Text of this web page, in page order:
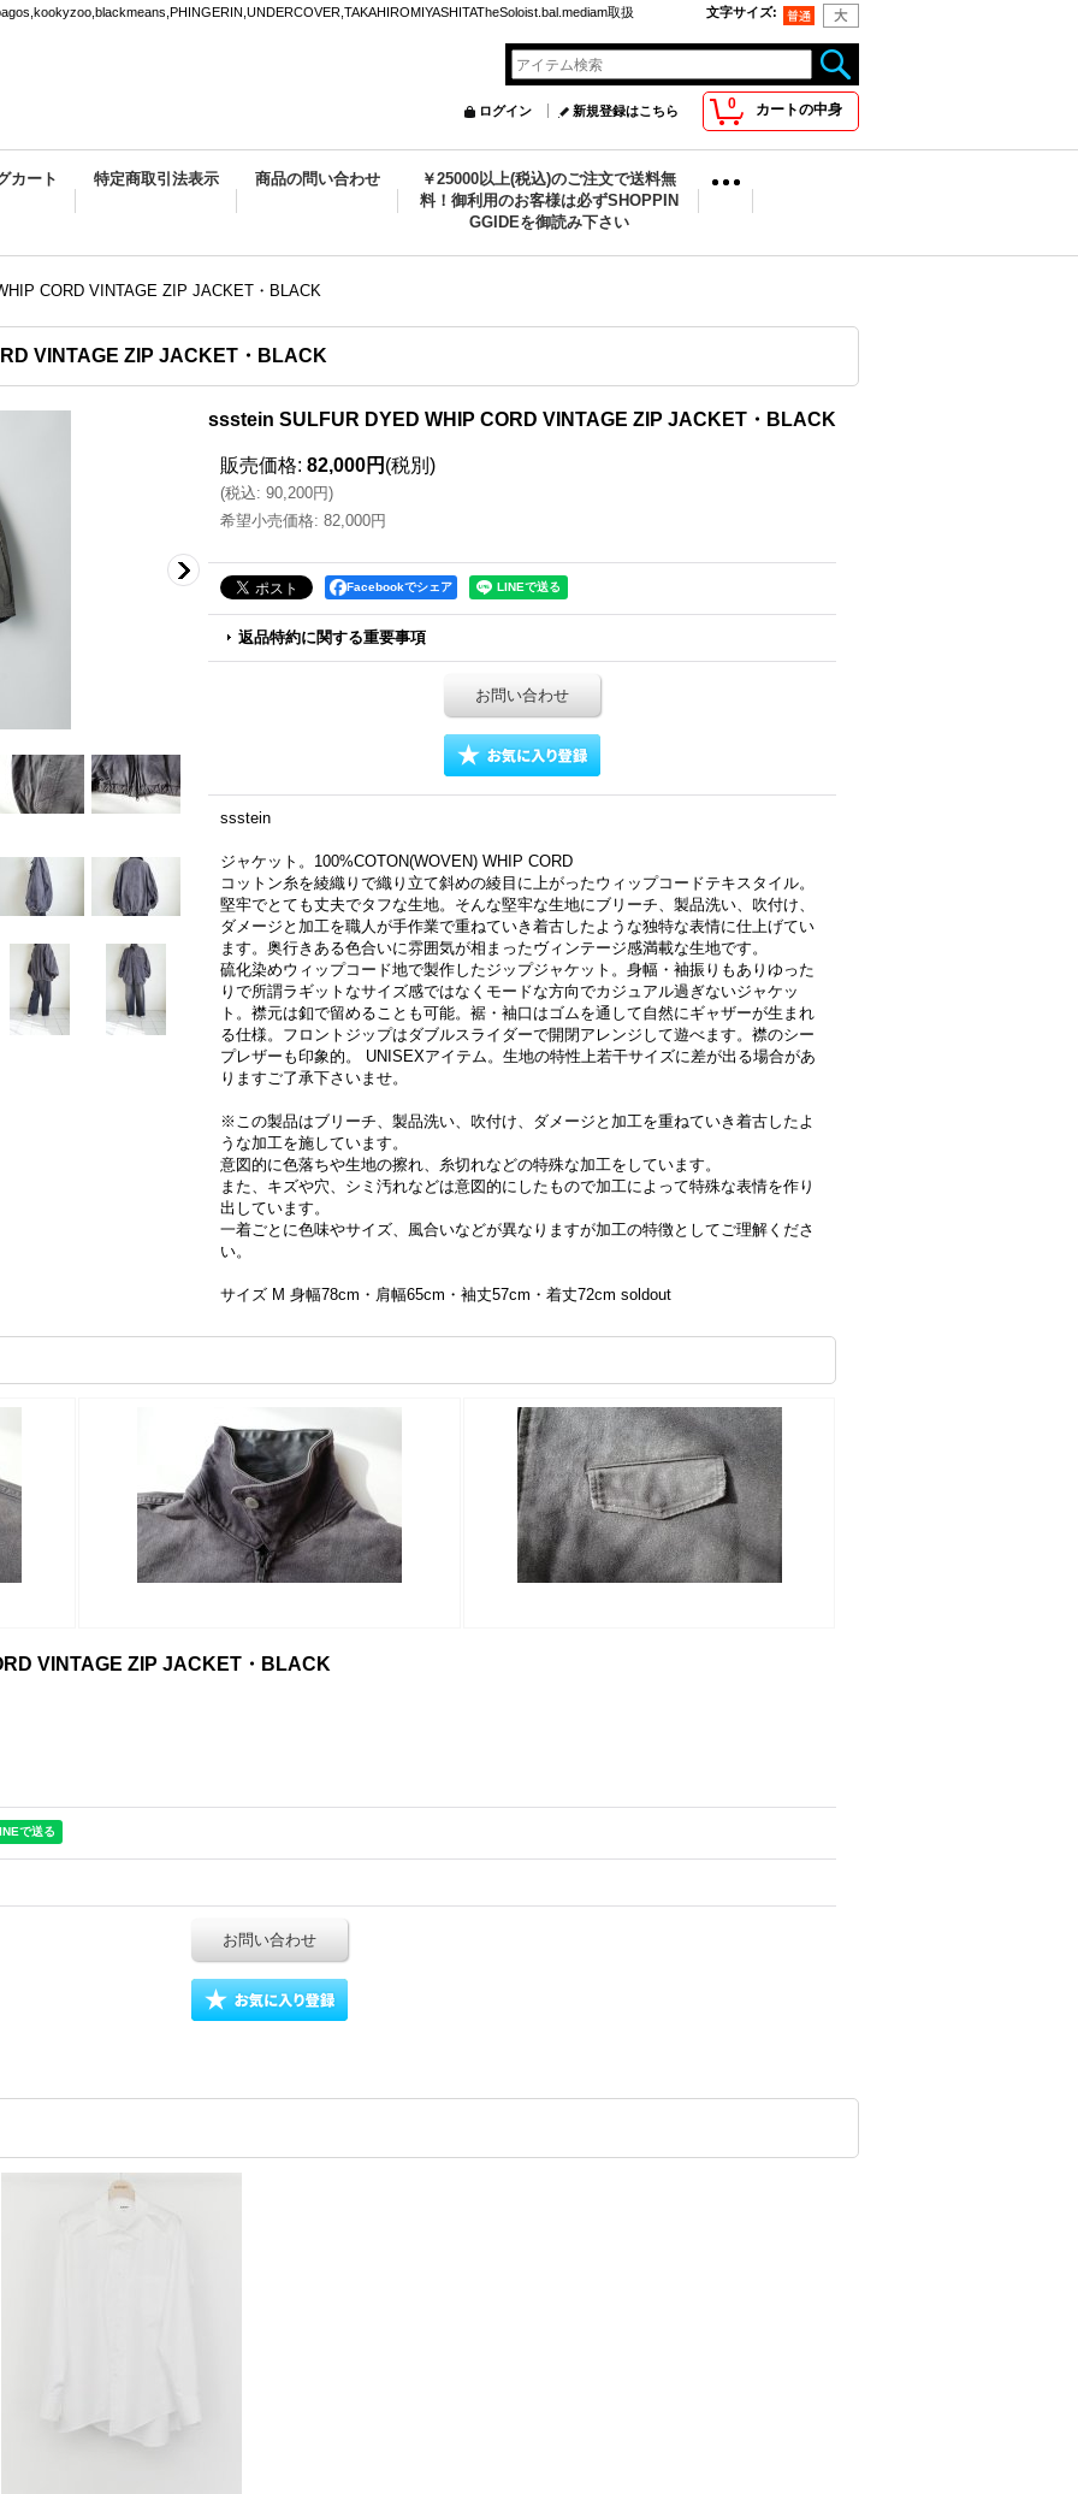
取扱 文字サイズ:
0 カートの中身
ログイン 新規登録はこちら
カート 特定商取引法表示 商品の問い合わせ
￥25000以上(税込)のご注文で送料無
料！御利用のお客様は必ずSHOPPIN
GGIDEを御読み下さい
CORD VINTAGE ZIP JACKET・BLACK
VINTAGE ZIP JACKET・BLACK
ssstein SULFUR DYED WHIP CORD VINTAGE ZIP JACKET・BLACK
販売価格: 82,000円 (税別)
(税込: 90,200円)
希望小売価格: 82,000円
Facebookでシェア
返品特約に関する重要事項
お問い合わせ
ssstein
ジャケット。100%COTON(WOVEN) WHIP CORD
コットン糸を綾織りで織り立て斜めの綾目に上がったウィップコードテキスタイル。
堅牢でとても丈夫でタフな生地。そんな堅牢な生地にブリーチ、製品洗い、吹付け、
ダメージと加工を職人が手作業で重ねていき着古したような独特な表情に仕上げてい
ます。奥行きある色合いに雰囲気が相まったヴィンテージ感満載な生地です。
硫化染めウィップコード地で製作したジップジャケット。身幅・袖振りもありゆった
りで所謂ラギットなサイズ感ではなくモードな方向でカジュアル過ぎないジャケッ
ト。襟元は釦で留めることも可能。裾・袖口はゴムを通して自然にギャザーが生まれ
る仕様。フロントジップはダブルスライダーで開閉アレンジして遊べます。襟のシー
プレザーも印象的。 UNISEXアイテム。生地の特性上若干サイズに差が出る場合があ
りますご了承下さいませ。
※この製品はブリーチ、製品洗い、吹付け、ダメージと加工を重ねていき着古したよ
うな加工を施しています。
意図的に色落ちや生地の擦れ、糸切れなどの特殊な加工をしています。
また、キズや穴、シミ汚れなどは意図的にしたもので加工によって特殊な表情を作り
出しています。
一着ごとに色味やサイズ、風合いなどが異なりますが加工の特徴としてご理解くださ
い。
サイズ M 身幅78cm・肩幅65cm・袖丈57cm・着丈72cm soldout
VINTAGE ZIP JACKET・BLACK
お問い合わせ